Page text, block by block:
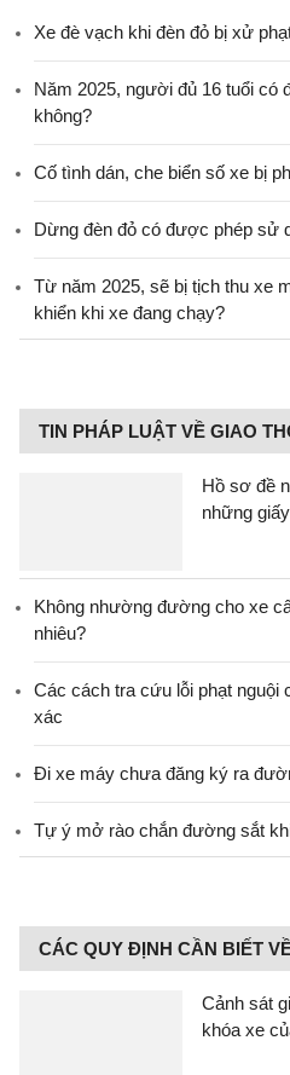
Xe đè vạch khi đèn đỏ bị xử
Năm 2025, người đủ 16 tuổi có
không?
Cố tình dán, che biển số xe bị
Dừng đèn đỏ có được phép sử
Từ năm 2025, sẽ bị tịch thu xe
khiển khi xe đang chạy?
TIN PHÁP LUẬT VỀ GIAO
Hồ sơ đề
những
Không nhường đường cho xe
nhiêu?
Các cách tra cứu lỗi phạt nguội
xác
Đi xe máy chưa đăng ký ra
Tự ý mở rào chắn đường sắt
CÁC QUY ĐỊNH CẦN BIẾT
Cảnh sát
khóa xe